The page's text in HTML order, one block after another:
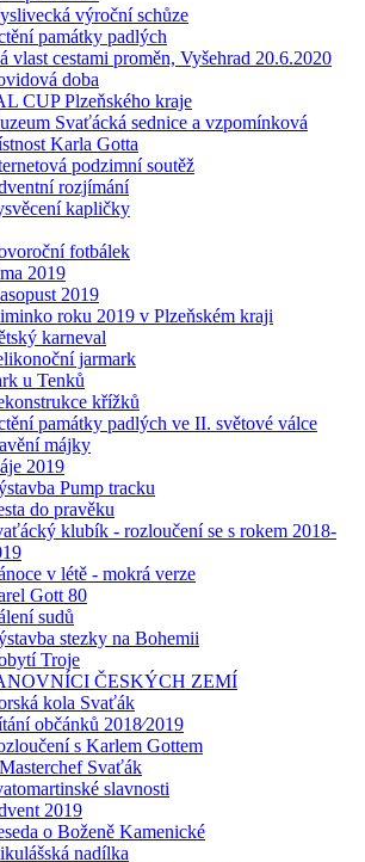
výroční schůze
památky padlých
vlast cestami proměn, Vyšehrad 20.6.2020
doba
CUP Plzeňského kraje
Svaťácká sednice a vzpomínková
Karla Gotta
podzimní soutěž
rozjímání
kapličky
fotbálek
2019
2019
roku 2019 v Plzeňském kraji
karneval
jarmark
u Tenků
křížků
památky padlých ve II. světové válce
májky
2019
Pump tracku
do pravěku
klubík - rozloučení se s rokem 2018-
v létě - mokrá verze
Gott 80
sudů
stezky na Bohemii
Troje
ČESKÝCH ZEMÍ
kola Svaťák
občánků 2018⁄2019
s Karlem Gottem
Svaťák
slavnosti
2019
o Boženě Kamenické
nadílka